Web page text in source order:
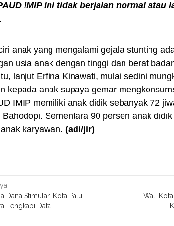
IMIP ini tidak berjalan normal atau
.
anak yang mengalami gejala stunting
usia anak dengan tinggi dan berat
lanjut Erfina Kinawati, mulai sedini
kepada anak supaya gemar
IMIP memiliki anak didik sebanyak 72
Bahodopi. Sementara 90 persen anak
karyawan. (adi/jir)
Dana Stimulan Kota Palu
Lengkapi Data
Wali